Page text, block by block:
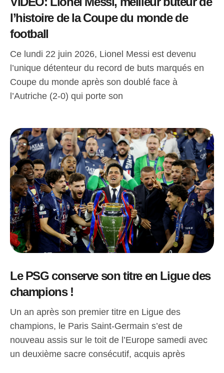
l’histoire de la Coupe du monde de
football
Ce lundi 22 juin 2026, Lionel Messi est devenu
l’unique détenteur du record de buts marqués en
Coupe du monde après son doublé face à
l’Autriche (2-0) qui porte son
Le PSG conserve son titre en Ligue des
champions !
Un an après son premier titre en Ligue des
champions, le Paris Saint-Germain s’est de
nouveau assis sur le toit de l’Europe samedi avec
un deuxième sacre consécutif, acquis après